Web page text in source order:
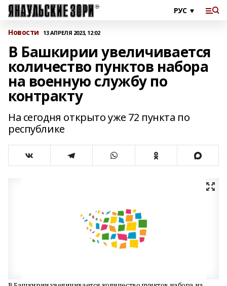
Новости 13 АПРЕЛЯ 2023, 12:02
В Башкирии увеличивается
количество пунктов набора
на военную службу по
контракту
На сегодня открыто уже 72 пункта по
республике